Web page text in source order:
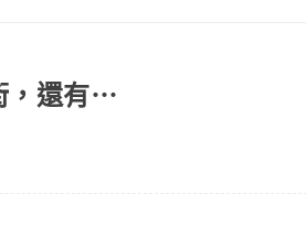
靠在附近的位置。但如果遇到車輛
，還有⋯